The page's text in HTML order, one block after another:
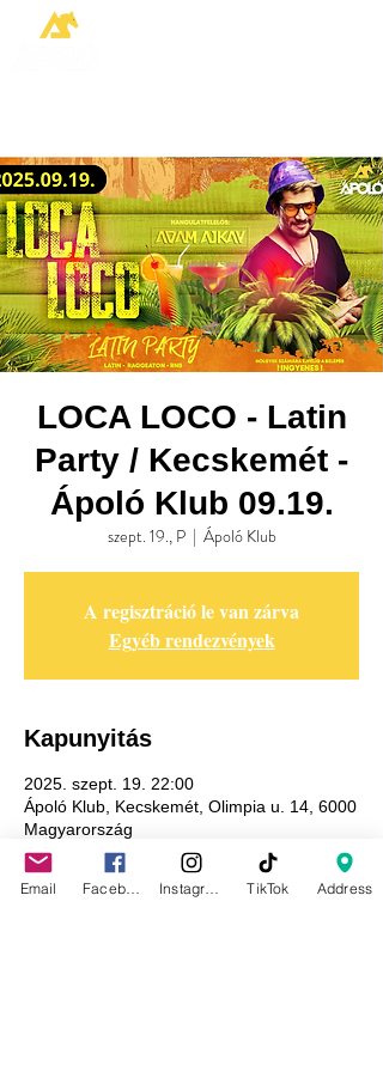
LOCA LOCO - Latin
Party / Kecskemét -
Ápoló Klub 09.19.
szept. 19., P
  |
Ápoló Klub
A regisztráció le van zárva
Egyéb rendezvények
Kapunyitás
2025. szept. 19. 22:00
Ápoló Klub, Kecskemét, Olimpia u. 14, 6000
Magyarország
Email TikTok Address